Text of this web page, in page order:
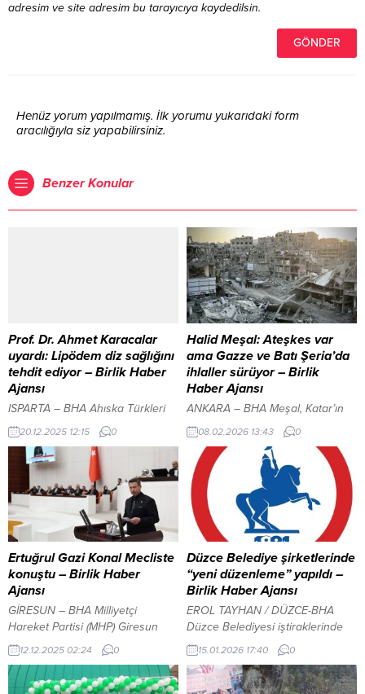
adresim ve site adresim bu tarayıcıya kaydedilsin.
Henüz yorum yapılmamış. İlk yorumu yukarıdaki form
aracılığıyla siz yapabilirsiniz.
Benzer Konular
Prof. Dr. Ahmet Karacalar
uyardı: Lipödem diz sağlığını
tehdit ediyor – Birlik Haber
Ajansı
ISPARTA – BHA Ahıska Türkleri
Aksu’ya yerleşiyor: Hayvancılık
ve mobilya alanında yatırım
yapacaklar İçeriği Görüntüle YAZI
ARASI REKLAM ALANI Lipödem
hastalığının yalnızca estetik bir
sorun olmadığını vurgulayan Prof.
Dr. Ahmet Karacalar, hastalığın
özellikle diz başta olmak üzere
eklemler üzerinde ciddi ve kalıcı
hasarlara yol açabileceğine
dikkat çekti. Karacalar, lipödemin
en...
20.12.2025 12:15 0
Halid Meşal: Ateşkes var
ama Gazze ve Batı Şeria’da
ihlaller sürüyor – Birlik
Haber Ajansı
ANKARA – BHA Meşal, Katar’ın
başkenti Doha’da düzenlenen 17.
El Cezire Forumu’nun ikinci
gününde gerçekleştirilen özel
oturumda konuştu. Gazze’deki
tabloya değinen Meşal, ateşkese
rağmen acıların ve ihlallerin sona
ermediğini, Batı Şeria’da da
baskıların sürdüğünü ifade etti.
Hamas ve diğer Filistinli grupların
Gazze’nin yeniden imarı ve
mevcut sorunların çözümü için
yoğun...
08.02.2026 13:43 0
Ertuğrul Gazi Konal Mecliste
konuştu – Birlik Haber
Ajansı
GİRESUN – BHA Milliyetçi
Hareket Partisi (MHP) Giresun
Milletvekili Ertuğrul Gazi Konal
Türkiye Büyük Millet Meclisi
(TBMM)’de Ulaştırma ve
12.12.2025 02:24 0
Düzce Belediye şirketlerinde
“yeni düzenleme” yapıldı –
Birlik Haber Ajansı
EROL TAYHAN / DÜZCE-BHA
Düzce Belediyesi iştiraklerinde
yönetici kadrolarında yeni bir
değişikliğe gidildi.Yeni
düzenlemeye göre BELTAŞ’ta
15.01.2026 17:40 0